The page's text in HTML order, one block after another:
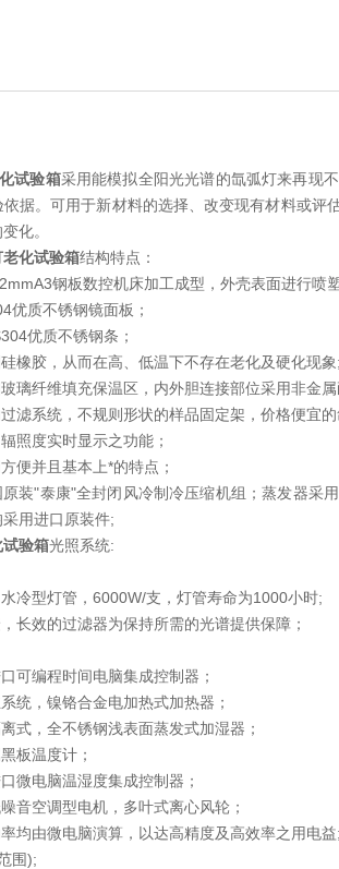
试验箱采用能模拟全阳光光谱的氙弧灯来再现
据。可用于新材料的选择、改变现有材料或
化。
化试验箱结构特点：
钢板数控机床加工成型，外壳表面进行喷
优质不锈钢镜面板；
优质不锈钢条；
橡胶，从而在高、低温下不存在老化及硬化现
璃纤维填充保温区，内外胆连接部位采用非金
滤系统，不规则形状的样品固定架，价格便宜
照度实时显示之功能；
便并且基本上*的特点；
装"泰康"全封闭风冷制冷压缩机组；蒸发器采
用进口原装件;
验箱光照系统:
冷型灯管，6000W/支，灯管寿命为1000小时;
长效的过滤器为保持所需的光谱提供保障；
可编程时间电脑集成控制器；
统，镍铬合金电加热式加热器；
式，全不锈钢浅表面蒸发式加湿器；
板温度计；
微电脑温湿度集成控制器；
音空调型电机，多叶式离心风轮；
均由微电脑演算，以达高精度及高效率之用电
围);